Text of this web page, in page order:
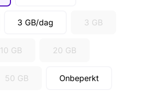
3 GB/dag 3 GB
10 GB 20 GB
50 GB Onbeperkt